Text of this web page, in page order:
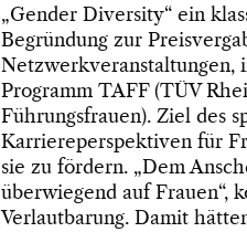
„Gender Diversity“ ein
Begründung zur
Netzwerkveranstaltungen,
Programm TAFF (TÜV
Führungsfrauen). Ziel des
Karriereperspektiven für
sie zu fördern. „Dem
überwiegend auf Frauen“,
Verlautbarung. Damit